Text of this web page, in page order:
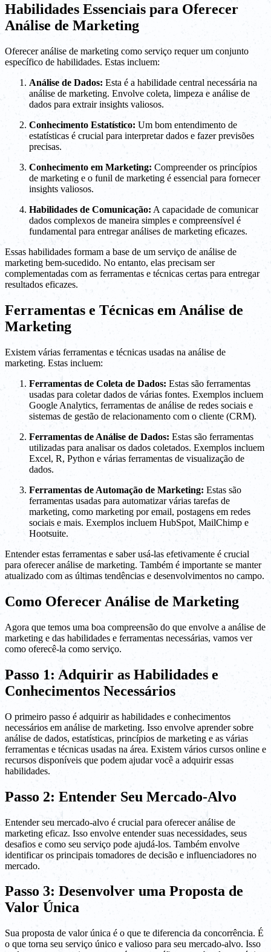
Habilidades Essenciais para Oferecer
Análise de Marketing
Oferecer análise de marketing como serviço requer um conjunto
específico de habilidades. Estas incluem:
Análise de Dados: Esta é a habilidade central necessária na
análise de marketing. Envolve coleta, limpeza e análise de
dados para extrair insights valiosos.
Conhecimento Estatístico: Um bom entendimento de
estatísticas é crucial para interpretar dados e fazer previsões
precisas.
Conhecimento em Marketing: Compreender os princípios
de marketing e o funil de marketing é essencial para fornecer
insights valiosos.
Habilidades de Comunicação: A capacidade de comunicar
dados complexos de maneira simples e compreensível é
fundamental para entregar análises de marketing eficazes.
Essas habilidades formam a base de um serviço de análise de
marketing bem-sucedido. No entanto, elas precisam ser
complementadas com as ferramentas e técnicas certas para entregar
resultados eficazes.
Ferramentas e Técnicas em Análise de
Marketing
Existem várias ferramentas e técnicas usadas na análise de
marketing. Estas incluem:
Ferramentas de Coleta de Dados: Estas são ferramentas
usadas para coletar dados de várias fontes. Exemplos incluem
Google Analytics, ferramentas de análise de redes sociais e
sistemas de gestão de relacionamento com o cliente (CRM).
Ferramentas de Análise de Dados: Estas são ferramentas
utilizadas para analisar os dados coletados. Exemplos incluem
Excel, R, Python e várias ferramentas de visualização de
dados.
Ferramentas de Automação de Marketing: Estas são
ferramentas usadas para automatizar várias tarefas de
marketing, como marketing por email, postagens em redes
sociais e mais. Exemplos incluem HubSpot, MailChimp e
Hootsuite.
Entender estas ferramentas e saber usá-las efetivamente é crucial
para oferecer análise de marketing. Também é importante se manter
atualizado com as últimas tendências e desenvolvimentos no campo.
Como Oferecer Análise de Marketing
Agora que temos uma boa compreensão do que envolve a análise de
marketing e das habilidades e ferramentas necessárias, vamos ver
como oferecê-la como serviço.
Passo 1: Adquirir as Habilidades e
Conhecimentos Necessários
O primeiro passo é adquirir as habilidades e conhecimentos
necessários em análise de marketing. Isso envolve aprender sobre
análise de dados, estatísticas, princípios de marketing e as várias
ferramentas e técnicas usadas na área. Existem vários cursos online e
recursos disponíveis que podem ajudar você a adquirir essas
habilidades.
Passo 2: Entender Seu Mercado-Alvo
Entender seu mercado-alvo é crucial para oferecer análise de
marketing eficaz. Isso envolve entender suas necessidades, seus
desafios e como seu serviço pode ajudá-los. Também envolve
identificar os principais tomadores de decisão e influenciadores no
mercado.
Passo 3: Desenvolver uma Proposta de
Valor Única
Sua proposta de valor única é o que te diferencia da concorrência. É
o que torna seu serviço único e valioso para seu mercado-alvo. Isso